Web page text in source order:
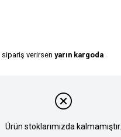
verirsen yarın kargoda
Ürün stoklarımızda kalmamıştır.